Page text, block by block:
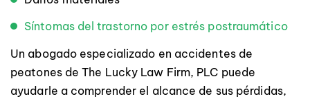
Síntomas del trastorno por estrés postraumático
Un abogado especializado en accidentes de
peatones de The Lucky Law Firm, PLC puede
ayudarle a comprender el alcance de sus pérdidas,